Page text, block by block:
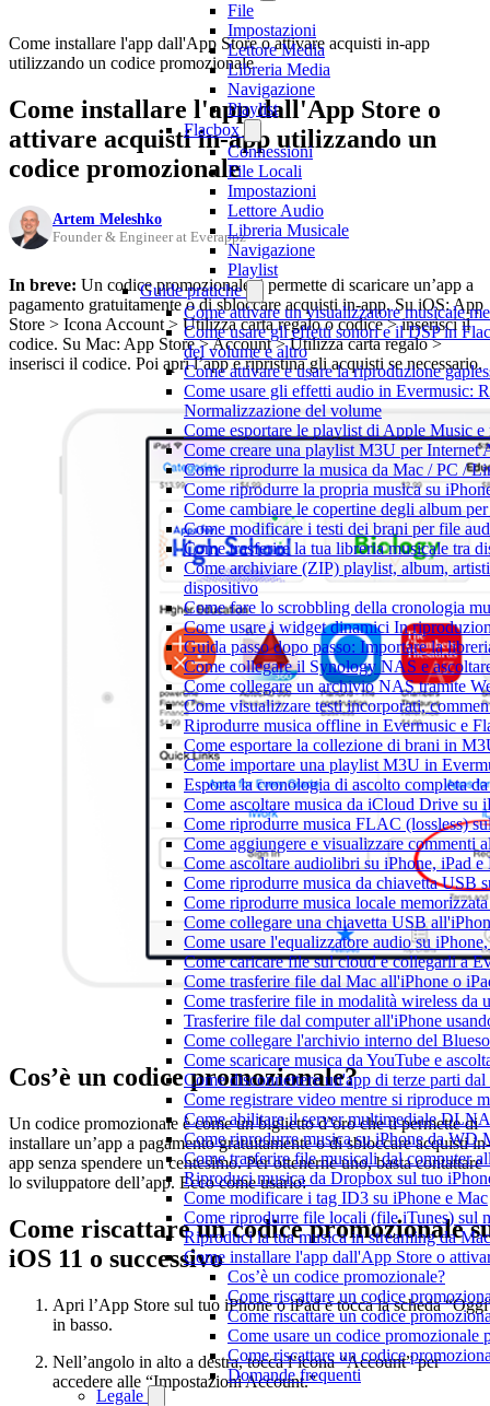
File
Impostazioni
Lettore Media
Libreria Media
Navigazione
Playlist
Flacbox
Connessioni
File Locali
Impostazioni
Lettore Audio
Libreria Musicale
Navigazione
Playlist
Guide pratiche
Come attivare un visualizzatore musicale
Come usare gli effetti sonori e il DSP in
del volume e altro
Come attivare e usare la riproduzione
Come usare gli effetti audio in Evermusic:
Normalizzazione del volume
Come esportare le playlist di Apple Music
Come creare una playlist M3U per
Come riprodurre la musica da Mac / PC /
Come riprodurre la propria musica su
Come cambiare le copertine degli album
Come modificare i testi dei brani per file
Come trasferire la tua libreria musicale tra
Come archiviare (ZIP) playlist, album,
dispositivo
Come fare lo scrobbling della cronologia
Come usare i widget dinamici In
Guida passo dopo passo: Importare la
Come collegare il Synology NAS e
Come collegare un archivio NAS tramite
Come visualizzare testi incorporati,
Riprodurre musica offline in Evermusic e
Come esportare la collezione di brani in
Come importare una playlist M3U in
Esporta la cronologia di ascolto completa
Come ascoltare musica da iCloud Drive su
Come riprodurre musica FLAC (lossless)
Come aggiungere e visualizzare commenti
Come ascoltare audiolibri su iPhone, iPad
Come riprodurre musica da chiavetta USB
Come riprodurre musica locale
Come collegare una chiavetta USB
Come usare l'equalizzatore audio su
Come caricare file sul cloud e collegarli a
Come trasferire file dal Mac all'iPhone o
Come trasferire file in modalità wireless da
Trasferire file dal computer all'iPhone
Come collegare l'archivio interno del
Come scaricare musica da YouTube e
Come disconnettere un'app di terze parti
Come registrare video mentre si riproduce
Come abilitare il server multimediale
Come riprodurre musica su iPhone da WD
Come trasferire file musicali dal computer
Riproduci musica da Dropbox sul tuo
Come modificare i tag ID3 su iPhone e Mac
Come riprodurre file locali (file iTunes) sul
Riproduci la tua musica in streaming da
Come installare l'app dall'App Store o
Cos’è un codice promozionale?
Come riscattare un codice
Come riscattare un codice
Come usare un codice promozionale
Come riscattare un codice
Domande frequenti
Legale
Come installare l'app dall'App Store o attivare acquisti in-app
utilizzando un codice promozionale
Come installare l'app dall'App Store o
attivare acquisti in-app utilizzando un
codice promozionale
Artem Meleshko
Founder & Engineer at Everappz
In breve: Un codice promozionale ti permette di scaricare un’app a
pagamento gratuitamente o di sbloccare acquisti in-app. Su iOS: App
Store > Icona Account > Utilizza carta regalo o codice > inserisci il
codice. Su Mac: App Store > Account > Utilizza carta regalo >
inserisci il codice. Poi apri l’app e ripristina gli acquisti se necessario.
Cos’è un codice promozionale?
Un codice promozionale è come un biglietto d’oro che ti permette di
installare un’app a pagamento gratuitamente o di sbloccare acquisti in-
app senza spendere un centesimo. Per ottenerne uno, basta contattare
lo sviluppatore dell’app. Ecco come usarlo:
Come riscattare un codice promozionale
iOS 11 o successivo
Apri l’App Store sul tuo iPhone o iPad e tocca la scheda
in basso.
Nell’angolo in alto a destra, tocca l’icona “Account” per
accedere alle “Impostazioni Account.”